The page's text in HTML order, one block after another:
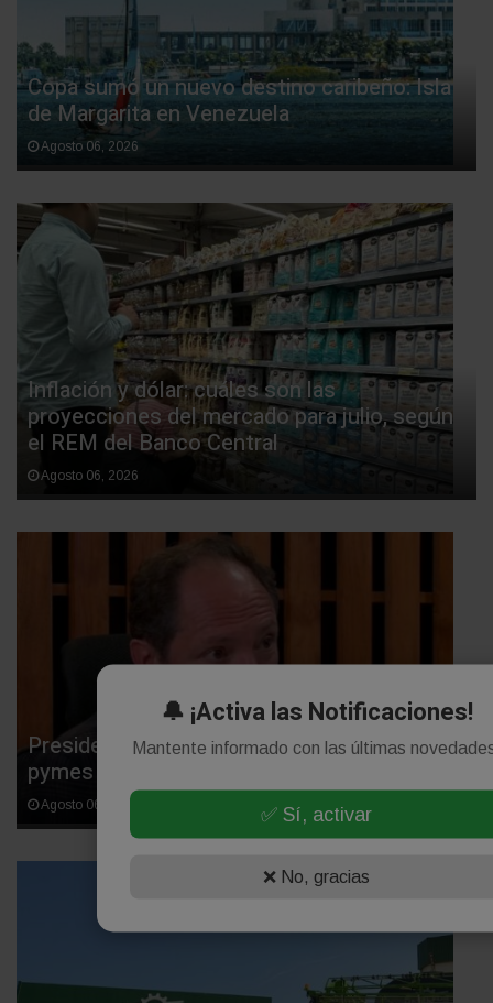
Copa sumó un nuevo destino caribeño: Isla
de Margarita en Venezuela
Agosto 06, 2026
Inflación y dólar: cuáles son las
proyecciones del mercado para julio, según
el REM del Banco Central
Agosto 06, 2026
Presidente de REMAX Argentina: "Las
pymes están estranguladas"
Agosto 06, 2026
🔔 ¡Activa las Notificaciones!
Mantente informado con las últimas
✅ Sí, activar
❌ No, gracias